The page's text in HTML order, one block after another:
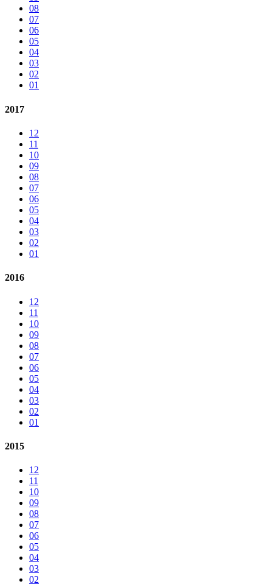
08
07
06
05
04
03
02
01
2017
12
11
10
09
08
07
06
05
04
03
02
01
2016
12
11
10
09
08
07
06
05
04
03
02
01
2015
12
11
10
09
08
07
06
05
04
03
02